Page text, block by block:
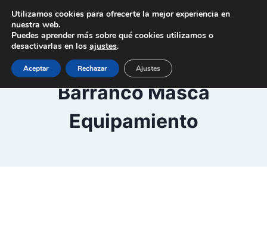
contenido
Barranco Masca
Equipamiento
Utilizamos cookies para ofrecerte la mejor experiencia en
nuestra web.
Puedes aprender más sobre qué cookies utilizamos o
desactivarlas en los ajustes.
Aceptar Rechazar Ajustes